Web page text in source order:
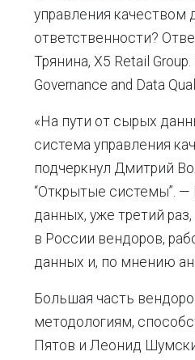
управления качеством
ответственности?
Трянина, X5 Retail
Governance and Data
«На пути от сырых
система управления
подчеркнул Дмитрий
“Открытые системы”.
данных, уже третий
в России вендоров,
данных и, по мнению
Большая часть
методологиям,
Пятов и Леонид